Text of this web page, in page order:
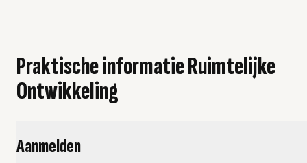
Praktische informatie Ruimtelijke
Ontwikkeling
Aanmelden